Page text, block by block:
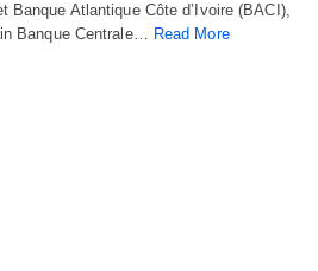
Banque Atlantique Côte d’Ivoire (BACI),
Banque Centrale… Read More